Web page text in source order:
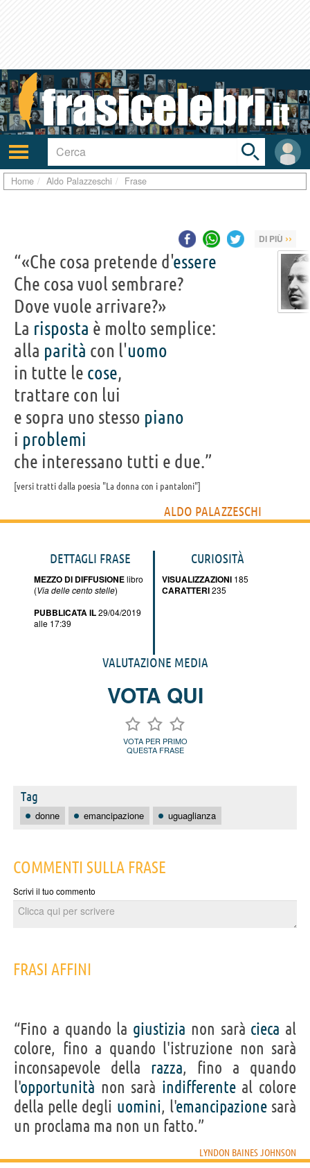
Attiva/disattiva
navigazione
User
area
Toggle
search
bar
Home Aldo Palazzeschi Frase
DI PIÙ ››
“«Che cosa pretende d'essere
Che cosa vuol sembrare?
Dove vuole arrivare?»
La risposta è molto semplice:
alla parità con l'uomo
in tutte le cose,
trattare con lui
e sopra uno stesso piano
i problemi
che interessano tutti e due.”
versi tratti dalla poesia "La donna con i pantaloni"
ALDO PALAZZESCHI
DETTAGLI FRASE
MEZZO DI DIFFUSIONElibro
(Via delle cento stelle)
PUBBLICATA IL29/04/2019
alle 17:39
CURIOSITÀ
VISUALIZZAZIONI 185
CARATTERI235
VALUTAZIONE MEDIA
VOTA QUI
VOTA PER PRIMO
QUESTA FRASE
Tag
donne emancipazione uguaglianza
COMMENTI SULLA FRASE
Scrivi il tuo commento
FRASI AFFINI
“Fino a quando la giustizia non sarà cieca al
colore, fino a quando l'istruzione non sarà
inconsapevole della razza, fino a quando
l'opportunità non sarà indifferenteal colore
della pelle degli uomini, l'emancipazionesarà
un proclama ma non un fatto.”
LYNDON BAINES JOHNSON